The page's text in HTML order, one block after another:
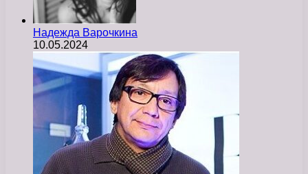
Надежда Варочкина
10.05.2024